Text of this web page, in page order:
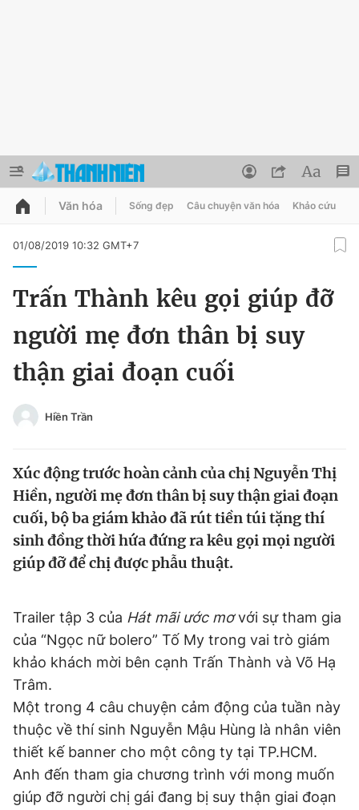
QUẢNG CÁO
Chào ngày mới
Video Magazine
Sản phẩm khác
Thông tin tòa soạn Liên hệ quảng cáo
Đọc Thanh Niên trên điện thoại
Đổi mật khẩu
Tin đã lưu
Tin đã xem
Đăng xuất
Văn hóa Sống đẹp Câu chuyện văn hóa Khảo cứu
01/08/2019 10:32 GMT+7
Trấn Thành kêu gọi giúp đỡ
người mẹ đơn thân bị suy
thận giai đoạn cuối
Hiền Trần
Xúc động trước hoàn cảnh của chị Nguyễn Thị
Hiền, người mẹ đơn thân bị suy thận giai đoạn
cuối, bộ ba giám khảo đã rút tiền túi tặng thí
sinh đồng thời hứa đứng ra kêu gọi mọi người
giúp đỡ để chị được phẫu thuật.
Trailer tập 3 của Hát mãi ước mơvới sự tham gia
của “Ngọc nữ bolero” Tố My trong vai trò giám
khảo khách mời bên cạnh Trấn Thành và Võ Hạ
Trâm.
Một trong 4 câu chuyện cảm động của tuần này
thuộc về thí sinh Nguyễn Mậu Hùng là nhân viên
thiết kế banner cho một công ty tại TP.HCM.
Anh đến tham gia chương trình với mong muốn
giúp đỡ người chị gái đang bị suy thận giai đoạn